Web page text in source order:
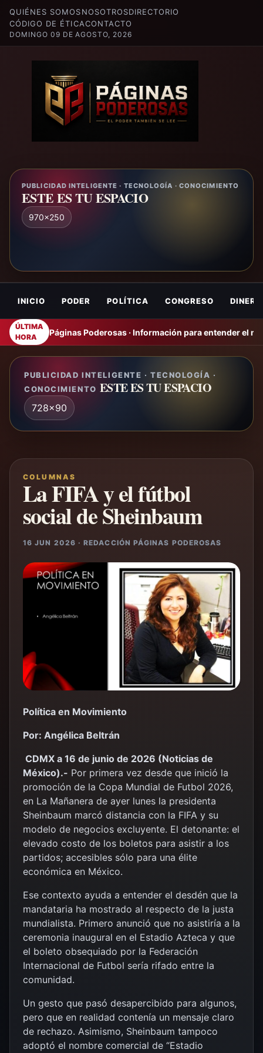
QUIÉNES SOMOSNOSOTROSDIRECTORIO
CÓDIGO DE ÉTICACONTACTO
DOMINGO 09 DE AGOSTO, 2026
PUBLICIDAD INTELIGENTE · TECNOLOGÍA · CONOCIMIENTO
ESTE ES TU ESPACIO
970x250
INICIO PODER POLÍTICA CONGRESO DINERO
ÚLTIMA
HORA
Páginas Poderosas · Información para entender el
PUBLICIDAD INTELIGENTE · TECNOLOGÍA ·
CONOCIMIENTO ESTE ES TU ESPACIO
728x90
COLUMNAS
La FIFA y el fútbol
social de Sheinbaum
16 JUN 2026 · REDACCIÓN PÁGINAS PODEROSAS
Política en Movimiento
Por: Angélica Beltrán
CDMX a 16 de junio de 2026 (Noticias de
México).- Por primera vez desde que inició la
promoción de la Copa Mundial de Futbol 2026,
en La Mañanera de ayer lunes la presidenta
Sheinbaum marcó distancia con la FIFA y su
modelo de negocios excluyente. El detonante: el
elevado costo de los boletos para asistir a los
partidos; accesibles sólo para una élite
económica en México.
Ese contexto ayuda a entender el desdén que la
mandataria ha mostrado al respecto de la justa
mundialista. Primero anunció que no asistiría a la
ceremonia inaugural en el Estadio Azteca y que
el boleto obsequiado por la Federación
Internacional de Futbol sería rifado entre la
comunidad.
Un gesto que pasó desapercibido para algunos,
pero que en realidad contenía un mensaje claro
de rechazo. Asimismo, Sheinbaum tampoco
adoptó el nombre comercial de “Estadio